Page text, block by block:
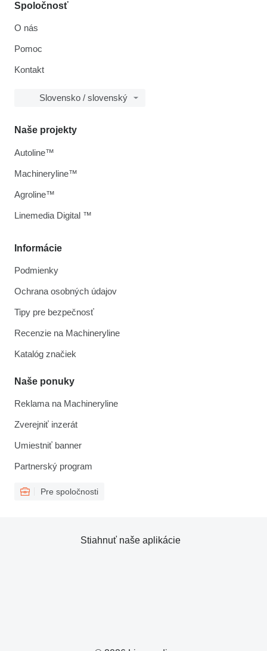
Spoločnosť
O nás
Pomoc
Kontakt
Slovensko / slovenský
Informácie
Podmienky
Ochrana osobných údajov
Tipy pre bezpečnosť
Recenzie na Machineryline
Katalóg značiek
Naše ponuky
Reklama na Machineryline
Zverejniť inzerát
Umiestniť banner
Partnerský program
Pre spoločnosti
Naše projekty
Autoline™
Machineryline™
Agroline™
Linemedia Digital ™
Stiahnuť naše aplikácie